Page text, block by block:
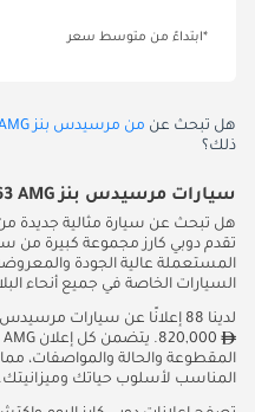
*ابتداءً من متوسط سعر
هل تبحث عن من مرسيدس بنز G 63 AMG مستعملة للبيع في دبي
ذلك؟
سيارات مرسيدس بنز G 63 AMG جديدة للبيع في دبي
المستعملة عالية الجودة
السيارات الخاصة في جميع أنحاء
لدينا 88 إعلانًا عن سيارات مرسيدس بنز G 63 AMG تبدأ من متوسط سعر
المناسب لأسلوب حياتك وميزانيتك.